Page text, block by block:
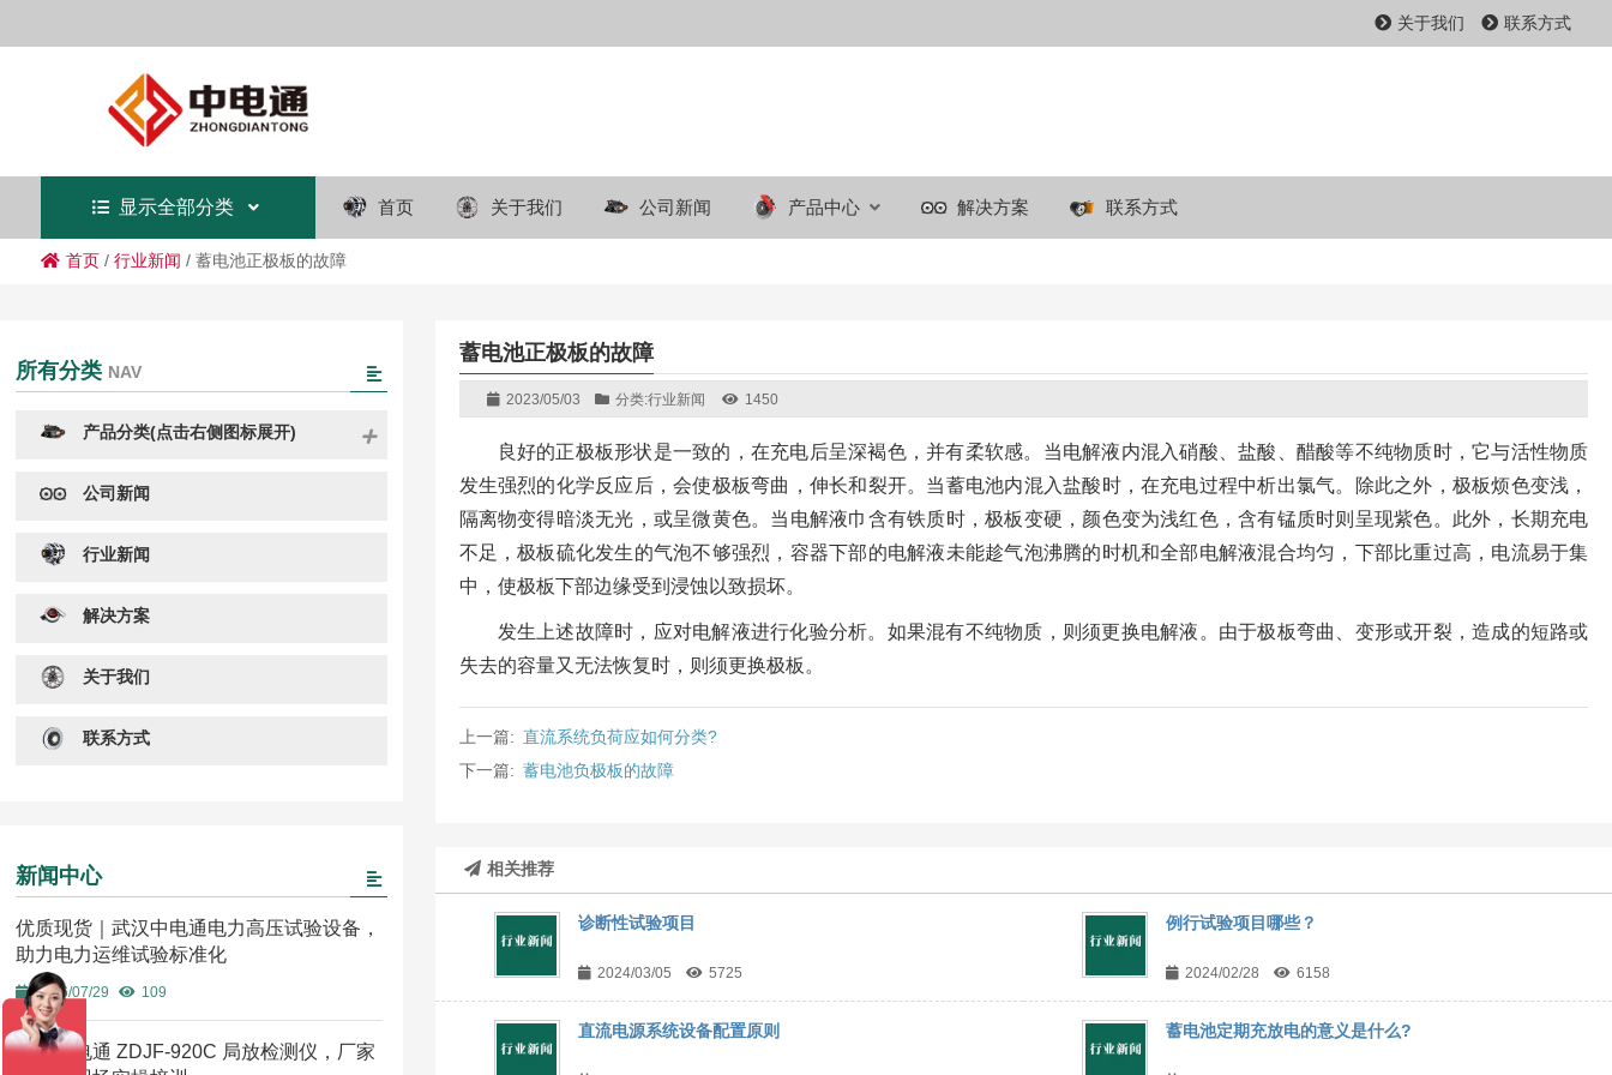
关于我们 联系方式
显示全部分类 首页 关于我们 公司新闻 产品中心 解决方案 联系方式
首页/ 行业新闻 / 蓄电池正极板的故障
蓄电池正极板的故障
2023/05/03 分类:行业新闻 1450
良好的正极板形状是一致的，在充电后呈深褐色，并有柔软感。当电解液内混入硝酸、盐酸、醋酸等不纯物质时，它与活性物质
发生强烈的化学反应后，会使极板弯曲，伸长和裂开。当蓄电池内混入盐酸时，在充电过程中析出氯气。除此之外，极板烦色变浅，
隔离物变得暗淡无光，或呈微黄色。当电解液巾含有铁质时，极板变硬，颜色变为浅红色，含有锰质时则呈现紫色。此外，长期充电
不足，极板硫化发生的气泡不够强烈，容器下部的电解液未能趁气泡沸腾的时机和全部电解液混合均匀，下部比重过高，电流易于集
中，使极板下部边缘受到浸蚀以致损坏。
发生上述故障时，应对电解液进行化验分析。如果混有不纯物质，则须更换电解液。由于极板弯曲、变形或开裂，造成的短路或
失去的容量又无法恢复时，则须更换极板。
上一篇: 直流系统负荷应如何分类?
下一篇: 蓄电池负极板的故障
相关推荐
诊断性试验项目
2024/03/05 5725
例行试验项目哪些？
2024/02/28 6158
直流电源系统设备配置原则 蓄电池定期充放电的意义是什么?
所有分类 NAV
产品分类(点击右侧图标展开)
公司新闻
行业新闻
解决方案
关于我们
联系方式
新闻中心
优质现货｜武汉中电通电力高压试验设备，
助力电力运维试验标准化
2026/07/29 109
武汉中电通 ZDJF-920C 局放检测仪，厂家